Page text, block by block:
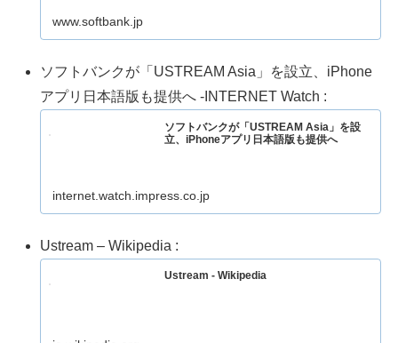
www.softbank.jp
ソフトバンクが「USTREAM Asia」を設立、iPhone
アプリ日本語版も提供へ -INTERNET Watch :
ソフトバンクが「USTREAM Asia」を設
立、iPhoneアプリ日本語版も提供へ
internet.watch.impress.co.jp
Ustream – Wikipedia :
Ustream - Wikipedia